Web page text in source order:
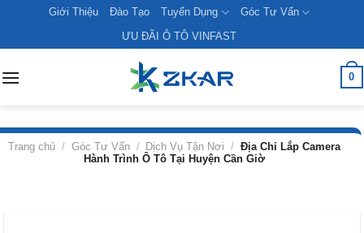
content
Giới Thiệu Đào Tạo Tuyển Dụng
Góc Tư Vấn
ƯU ĐÃI Ô TÔ VINFAST
0
Trang chủ / Góc Tư Vấn / Dịch Vụ Tận Nơi / Địa Chỉ Lắp Camera
Hành Trình Ô Tô Tại Huyện Cần Giờ